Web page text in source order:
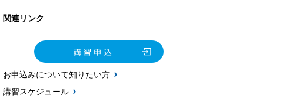
関連リンク
お申込みについて知りたい方
講習スケジュール